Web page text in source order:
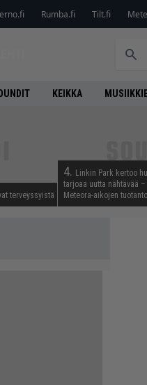
Rumba.fi Tilt.fi
KEIKKA
terveyssyistä
4. Linkin Park kertoo
tarjoaa uutta nähtävää
Meteora-aikojen